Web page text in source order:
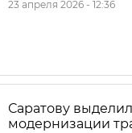
23 апреля 2026 - 12:36
Саратову
модернизации